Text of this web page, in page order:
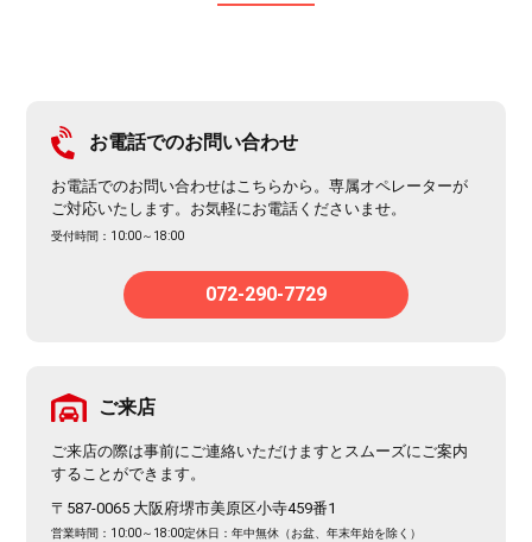
お電話でのお問い合わせ
お電話でのお問い合わせはこちらから。専属オペレーターが
ご対応いたします。お気軽にお電話くださいませ。
受付時間：10:00～18:00
072-290-7729
ご来店
ご来店の際は事前にご連絡いただけますとスムーズにご案内
することができます。
〒587-0065 大阪府堺市美原区小寺459番1
営業時間：10:00～18:00定休日：年中無休（お盆、年末年始を除く）